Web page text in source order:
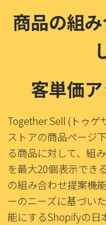
商品の組
客単価
Together Sell (トゥ
ストアの商品ページ
る商品に対して、組
を最大20個表示でき
の組み合わせ提案機
ーのニーズに基づい
能にするShopifyの日